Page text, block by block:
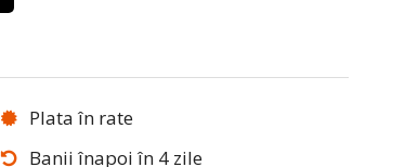
Plata în rate
Banii înapoi în 4 zile